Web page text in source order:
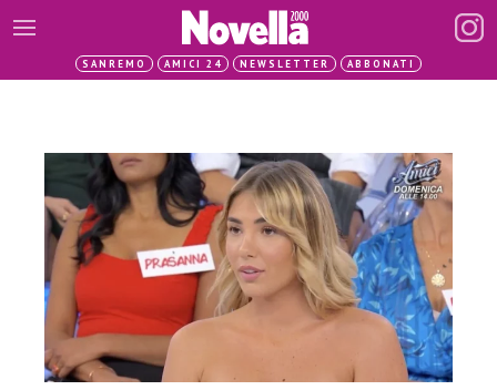
SANREMO AMICI 24 NEWSLETTER ABBONATI